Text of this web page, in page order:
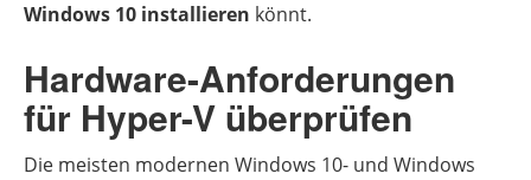
Windows 10 installieren könnt.
Hardware-Anforderungen
für Hyper-V überprüfen
Die meisten modernen Windows 10- und Windows